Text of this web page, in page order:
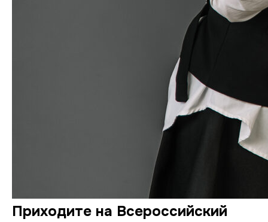
Приходите на Всероссийский